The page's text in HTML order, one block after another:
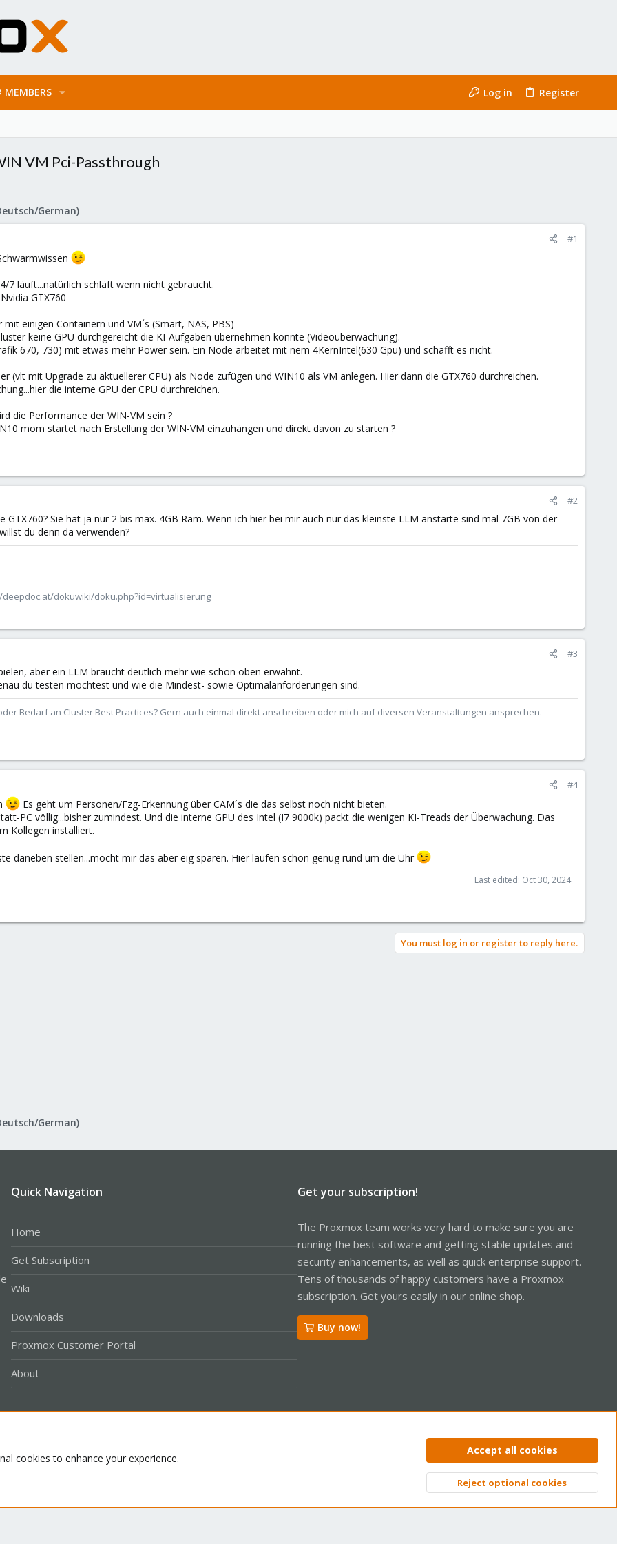
MEMBERS Log in Register
VM Pci-Passthrough
German)
#1
7 läuft...natürlich schläft wenn nicht gebraucht.
GTX760
einigen Containern und VM´s (Smart, NAS, PBS)
keine GPU durchgereicht die KI-Aufgaben übernehmen könnte (Videoüberwachung).
670, 730) mit etwas mehr Power sein. Ein Node arbeitet mit nem 4KernIntel(630 Gpu) und schafft es nicht.
(vlt mit Upgrade zu aktuellerer CPU) als Node zufügen und WIN10 als VM anlegen. Hier dann die GTX760 durchreichen.
die interne GPU der CPU durchreichen.
die Performance der WIN-VM sein ?
mom startet nach Erstellung der WIN-VM einzuhängen und direkt davon zu starten ?
#2
GTX760? Sie hat ja nur 2 bis max. 4GB Ram. Wenn ich hier bei mir auch nur das kleinste LLM anstarte sind mal 7GB von der
du denn da verwenden?
deepdoc.at/dokuwiki/doku.php?id=virtualisierung
#3
aber ein LLM braucht deutlich mehr wie schon oben erwähnt.
du testen möchtest und wie die Mindest- sowie Optimalanforderungen sind.
Bedarf an Cluster Best Practices? Gern auch einmal direkt anschreiben oder mich auf diversen Veranstaltungen ansprechen.
#4
Es geht um Personen/Fzg-Erkennung über CAM´s die das selbst noch nicht bieten.
PC völlig...bisher zumindest. Und die interne GPU des Intel (I7 9000k) packt die wenigen KI-Treads der Überwachung. Das
Kollegen installiert.
daneben stellen...möcht mir das aber eig sparen. Hier laufen schon genug rund um die Uhr
Last edited: Oct 30, 2024
You must log in or register to reply here.
German)
Quick Navigation
Home
Get Subscription
Wiki
Downloads
Proxmox Customer Portal
About
Get your subscription!
The Proxmox team works very hard to make sure you are
running the best software and getting stable updates and
security enhancements, as well as quick enterprise support.
Tens of thousands of happy customers have a Proxmox
subscription. Get yours easily in our online shop.
Buy now!
Privacy policy Help Home
Top
cookies to enhance your experience.
Accept all cookies
Reject optional cookies